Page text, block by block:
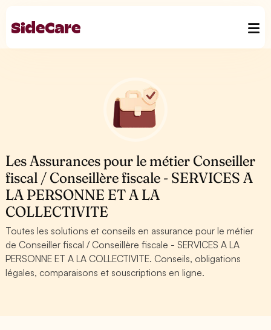
Les Assurances pour le métier Conseiller
fiscal / Conseillère fiscale - SERVICES A
LA PERSONNE ET A LA
COLLECTIVITE
Toutes les solutions et conseils en assurance pour le métier
de Conseiller fiscal / Conseillère fiscale - SERVICES A LA
PERSONNE ET A LA COLLECTIVITE. Conseils, obligations
légales, comparaisons et souscriptions en ligne.